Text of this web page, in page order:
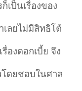
เป็นเรื่องของ
เลยไม่มีสิทธิโต้
รื่องดอกเบี้ย จึง
ดยชอบในศาล